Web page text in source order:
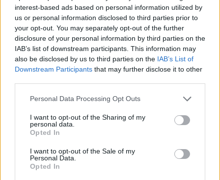
interest-based ads based on personal information utilized by
us or personal information disclosed to third parties prior to
your opt-out. You may separately opt-out of the further
disclosure of your personal information by third parties on the
IAB’s list of downstream participants. This information may
also be disclosed by us to third parties on the IAB’s List of
Downstream Participants that may further disclose it to other
Personal Data Processing Opt Outs
I want to opt-out of the Sharing of my
personal data.
Opted In
I want to opt-out of the Sale of my
Personal Data.
Opted In
Future of Finance 2026Szeptember 23-án lesz a Portfolio
Future of Finance 2026 konferenciája, amelyen feltárul a
pénzügyek jövője, érdemes eljönni.Információ és
jelentkezésOroszország Indiával folytatott kereskedelme
2023-ra csaknem megduplázódott, és 65 milliárd dollárra
emelkedett, miután a szubkontinsnyi ország az orosz olaj
egyik fő importőrévé vált az ukrajnai konfliktus...
KEDVES OLVASÓNK!
A keresett cikk a portfolio.hu hírarchívumához
regisztrációhoz kötött.